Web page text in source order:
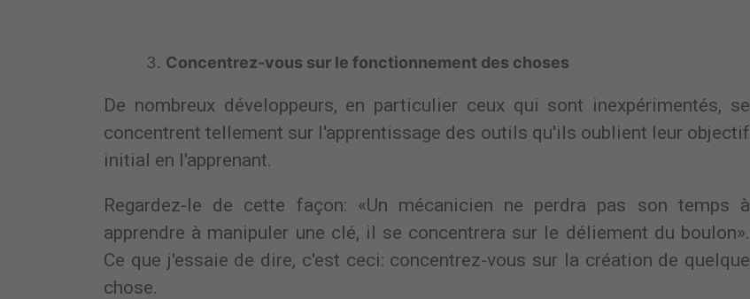
Concentrez-vous sur le fonctionnement des choses
De nombreux développeurs, en particulier ceux qui sont inexpérimentés, se
concentrent tellement sur l'apprentissage des outils qu'ils oublient leur objectif
initial en l'apprenant.
Regardez-le de cette façon: «Un mécanicien ne perdra pas son temps à
apprendre à manipuler une clé, il se concentrera sur le déliement du boulon».
Ce que j'essaie de dire, c'est ceci: concentrez-vous sur la création de quelque
chose.